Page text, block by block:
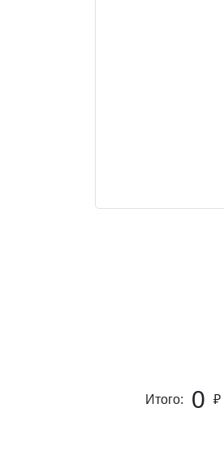
Итого: 0 ₽